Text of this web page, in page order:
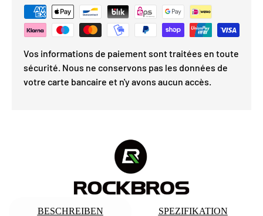
Vos informations de paiement sont traitées en toute
sécurité. Nous ne conservons pas les données de
votre carte bancaire et n'y avons aucun accès.
BESCHREIBEN SPEZIFIKATION